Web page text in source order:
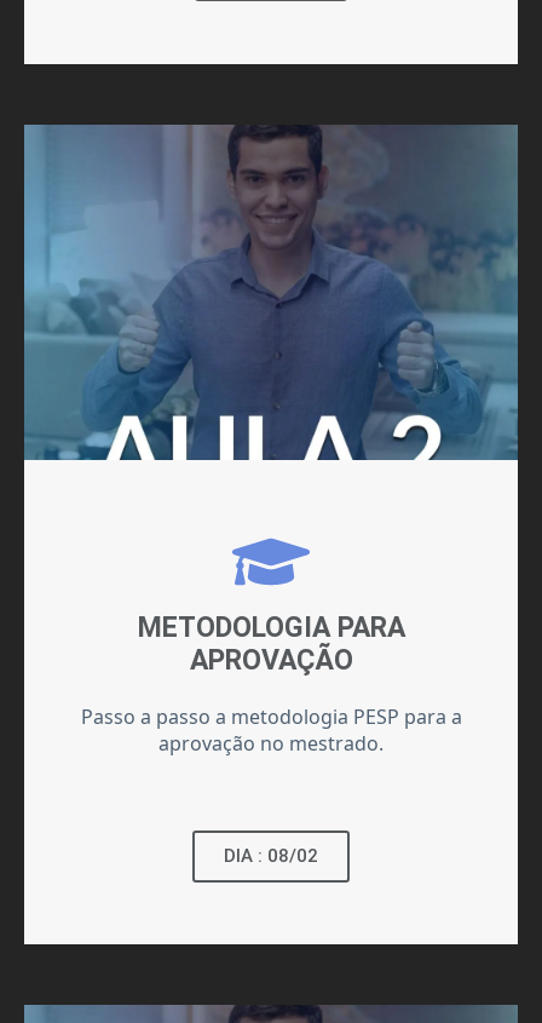
METODOLOGIA PARA
APROVAÇÃO
Passo a passo a metodologia PESP para a
aprovação no mestrado.
DIA : 08/02